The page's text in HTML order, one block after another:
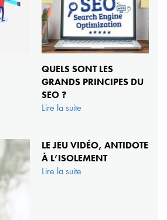
QUELS SONT LES
GRANDS PRINCIPES DU
SEO ?
Lire la suite
LE JEU VIDÉO, ANTIDOTE
À L’ISOLEMENT
Lire la suite